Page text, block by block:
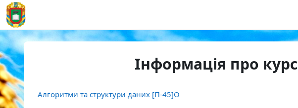
Перейти до головного вмісту
Інформація про курс
Алгоритми та структури даних [П-45]О